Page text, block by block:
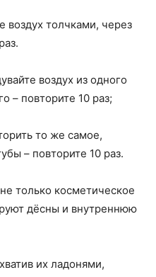
воздух толчками, через
воздух из одного
– повторите 10 раз;
то же самое,
– повторите 10 раз.
только косметическое
дёсны и внутреннюю
их ладонями,